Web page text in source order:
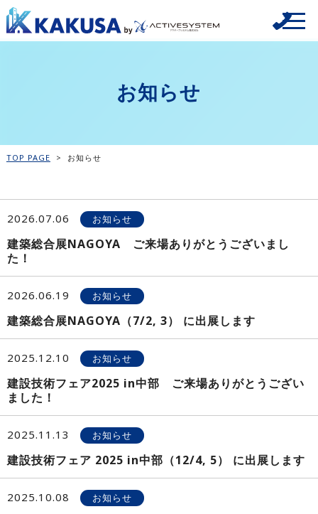
お知らせ
TOP PAGE > お知らせ
2026.07.06 お知らせ
建築総合展NAGOYA ご来場ありがとうございまし
た！
2026.06.19 お知らせ
建築総合展NAGOYA（7/2, 3） に出展します
2025.12.10 お知らせ
建設技術フェア2025 in中部 ご来場ありがとうござい
ました！
2025.11.13 お知らせ
建設技術フェア 2025 in中部（12/4, 5） に出展します
2025.10.08 お知らせ